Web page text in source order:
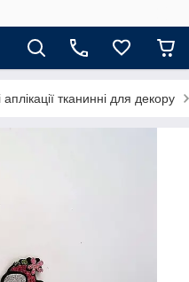
аплікації тканинні для декору